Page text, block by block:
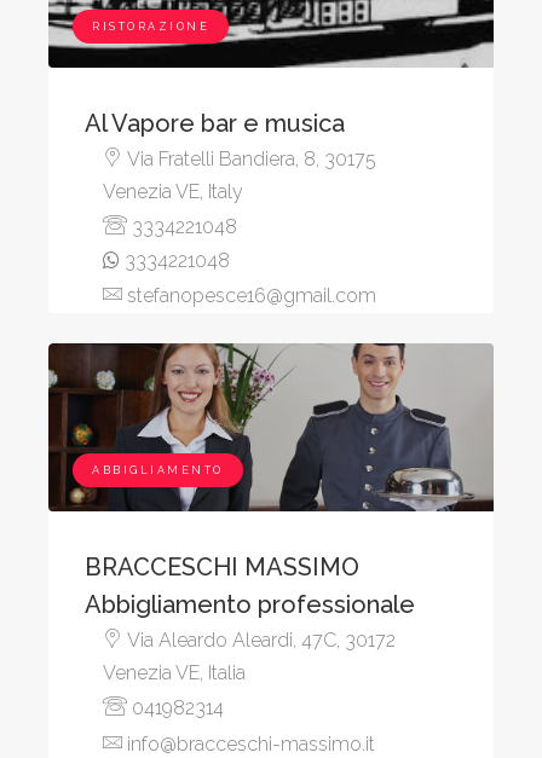
RISTORAZIONE
Al Vapore bar e musica
Via Fratelli Bandiera, 8, 30175
Venezia VE, Italy
3334221048
3334221048
stefanopesce16@gmail.com
ABBIGLIAMENTO
BRACCESCHI MASSIMO
Abbigliamento professionale
Via Aleardo Aleardi, 47C, 30172
Venezia VE, Italia
041982314
info@bracceschi-massimo.it